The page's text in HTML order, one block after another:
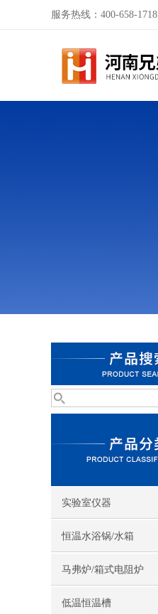
服务热线：400-658-1718
实验室仪器
恒温水浴锅/水箱
马弗炉/箱式电阻炉
低温恒温槽